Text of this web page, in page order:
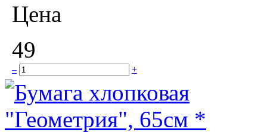
Цена
49
– +